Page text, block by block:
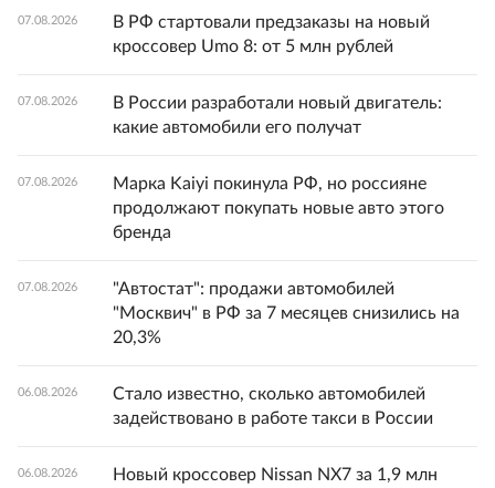
07.08.2026
В РФ стартовали предзаказы на новый
кроссовер Umo 8: от 5 млн рублей
07.08.2026
В России разработали новый двигатель:
какие автомобили его получат
07.08.2026
Марка Kaiyi покинула РФ, но россияне
продолжают покупать новые авто этого
бренда
07.08.2026
"Автостат": продажи автомобилей
"Москвич" в РФ за 7 месяцев снизились на
20,3%
06.08.2026
Стало известно, сколько автомобилей
задействовано в работе такси в России
06.08.2026
Новый кроссовер Nissan NX7 за 1,9 млн